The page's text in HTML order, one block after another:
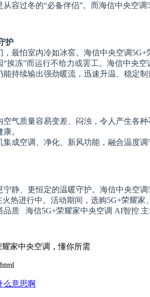
容过冬的“必备伴侣”。而海信中央空调
护
，最怕室内冷如冰窖。海信中央空调5G+
挨冻”而运行不给力或罢工。海信中央空
持续输出强劲暖流，迅速升温、稳定
气质量容易变差、闷浊，令人产生各
。
成空调、净化、新风功能，融合温度
静、更恒定的温暖守护。海信中央空
火热进行中。活动期间，选购5G+荣耀
品质 海信5G+荣耀家中央空调 AI智控
家中央空调，懂你所需
么意思啊